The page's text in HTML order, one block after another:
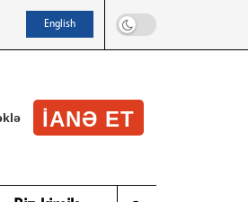
English
IANƏ ET